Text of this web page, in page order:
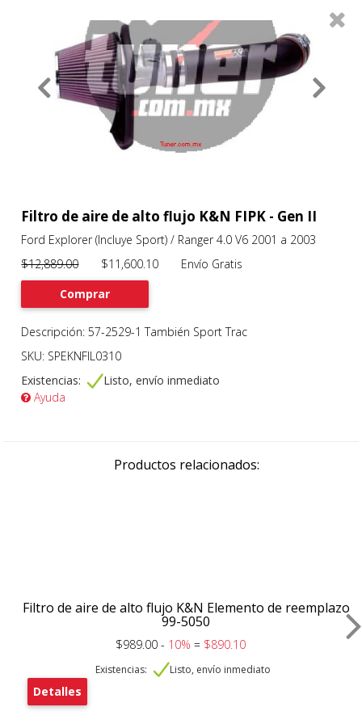
About
Services
Productos Filtros 0
Previous
Filtro de aire de alto flujo K&N FIPK - Gen II
Ford Explorer (Incluye Sport) / Ranger 4.0 V6 2001 a 2003
$12,889.00$11,600.10 Envío Gratis
Comprar
Descripción: 57-2529-1 También Sport Trac
SKU: SPEKNFIL0310
Existencias:
Listo, envío inmediato
Ayuda
Productos relacionados:
Filtro de aire de alto flujo K&N Elemento de reemplazo
99-5050
$989.00 - 10%= $890.10
Existencias: Listo, envío inmediato
Detalles